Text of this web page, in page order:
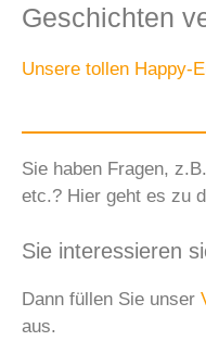
Geschichten
Unsere tollen Happy-
Sie haben Fragen,
etc.? Hier geht es zu
Sie interessieren
Dann füllen Sie unser
aus.